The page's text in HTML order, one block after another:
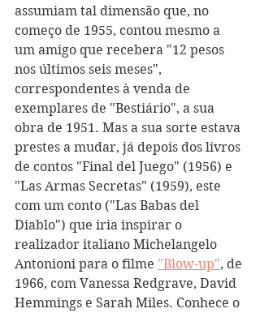
assumiam tal dimensão que, no
começo de 1955, contou mesmo a
um amigo que recebera "12 pesos
nos últimos seis meses",
correspondentes à venda de
exemplares de "Bestiário", a sua
obra de 1951. Mas a sua sorte estava
prestes a mudar, já depois dos livros
de contos "Final del Juego" (1956) e
"Las Armas Secretas" (1959), este
com um conto ("Las Babas del
Diablo") que iria inspirar o
realizador italiano Michelangelo
Antonioni para o filme "Blow-up", de
1966, com Vanessa Redgrave, David
Hemmings e Sarah Miles. Conhece o